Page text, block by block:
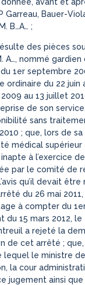
Garreau, Bauer-
B…A… ;
des pièces
A…, nommé gardien
1er septembre
ordinaire du 22 juin
au 13 juillet
de son
sans
; que, lors de sa
médical supérieur
à l’exercice
par le comité de
qu’il devait être
du 26 mai
à compter du
du 15 mars 2012,
a rejeté la
de cet arrêté ; que,
lequel le ministre de
la cour
jugement ainsi que